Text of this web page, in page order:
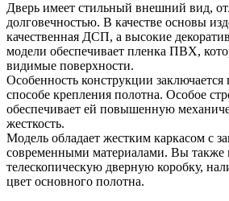
Дверь имеет стильный внешний вид,
долговечностью. В качестве основы
качественная ДСП, а высокие
модели обеспечивает пленка ПВХ,
видимые поверхности.
Особенность конструкции
способе крепления полотна. Особое
обеспечивает ей повышенную
жесткость.
Модель обладает жестким каркасом с
современными материалами. Вы также
телескопическую дверную коробку,
цвет основного полотна.